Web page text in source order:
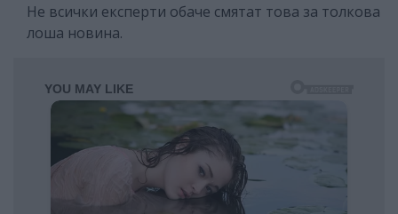
Не всички експерти обаче смятат това за толкова
лоша новина.